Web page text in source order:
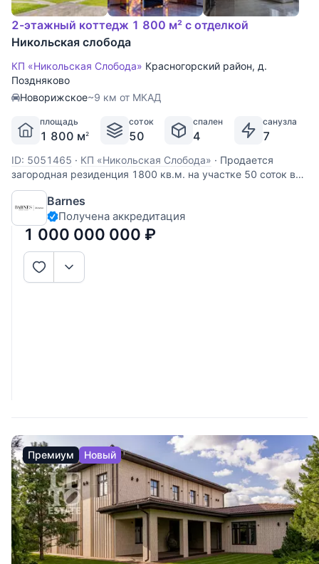
2-этажный коттедж 1 800 м² с отделкой
Никольская слобода
КП «Никольская Слобода» Красногорский район, д.
Поздняково
Новорижское~9 км от МКАД
площадь
1 800 м2
соток
50
спален
4
санузла
7
ID: 5051465 · КП «Никольская Слобода» · Продается
загородная резиденция 1800 кв.м. на участке 50 соток в
КП Никольская слобода. 9 км. от МКАД по Новорижскому
шоссе. Планировка дома: Цоколь: Бильярдная, зона
отдыха, кальянная, кинотеатр, тренажерный зал, два
санузла, раздевалка,
Barnes
Получена аккредитация
1 000 000 000 ₽
Премиум Новый